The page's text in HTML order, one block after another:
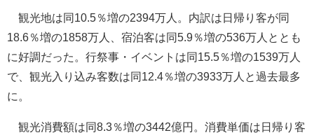
観光地は同10.5％増の2394万人。内訳は日帰り客が同
18.6％増の1858万人、宿泊客は同5.9％増の536万人ととも
に好調だった。行祭事・イベントは同15.5％増の1539万人
で、観光入り込み客数は同12.4％増の3933万人と過去最多
に。
観光消費額は同8.3％増の3442億円。消費単価は日帰り客